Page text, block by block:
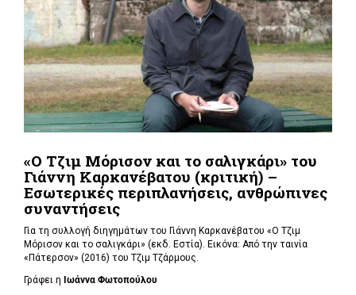
«Ο Τζιμ Μόρισον και το σαλιγκάρι» του
Γιάννη Καρκανέβατου (κριτική) –
Εσωτερικές περιπλανήσεις, ανθρώπινες
συναντήσεις
Για τη συλλογή διηγημάτων του Γιάννη Καρκανέβατου «Ο Τζιμ
Μόρισον και το σαλιγκάρι» (εκδ. Εστία). Εικόνα: Από την ταινία
«Πάτερσον» (2016) του Τζιμ Τζάρμους.
Γράφει η Ιωάννα Φωτοπούλου